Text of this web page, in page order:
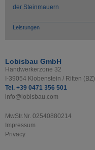
der Steinmauern
Leistungen
Lobisbau GmbH
Handwerkerzone 32
I-39054 Klobenstein / Ritten (BZ)
Tel. +39 0471 356 501
info@lobisbau.com
MwStr.Nr. 02540880214
Impressum
Privacy